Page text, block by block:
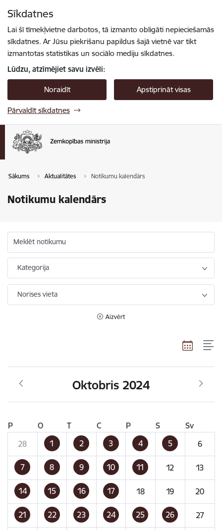
Sīkdatnes
Lai šī tīmekļvietne darbotos, tā izmanto obligāti nepieciešamās
sīkdatnes. Ar Jūsu piekrišanu papildus šajā vietnē var tikt
izmantotas statistikas un sociālo mediju sīkdatnes.
Lūdzu, atzīmējiet savu izvēli:
Noraidīt Apstiprināt visas
Pārvaldīt sīkdatnes
Sākums Aktualitātes Notikumu kalendārs
Notikumu kalendārs
Meklēt notikumu
Kategorija
Norises vieta
Aizvērt
Oktobris 2024
P O T C P S
Sv
28
1 2 3 4 5 6
7 8 9 10 11 12 13
14 15 16 17 18 19 20
21 22 23 24 25 26 27